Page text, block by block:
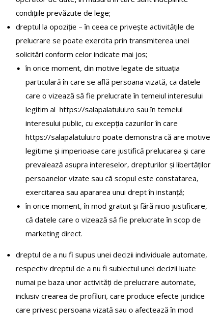
condițiile prevăzute de lege;
dreptul la opoziție – în ceea ce privește activitățile de
prelucrare se poate exercita prin transmiterea unei
solicitări conform celor indicate mai jos;
în orice moment, din motive legate de situația
particulară în care se află persoana vizată, ca datele
care o vizează să fie prelucrate în temeiul interesului
legitim al https://salapalatului.ro sau în temeiul
interesului public, cu excepția cazurilor în care
https://salapalatului.ro poate demonstra că are motive
legitime și imperioase care justifică prelucarea și care
prevalează asupra intereselor, drepturilor și libertăților
persoanelor vizate sau că scopul este constatarea,
exercitarea sau apararea unui drept în instanță;
în orice moment, în mod gratuit și fără nicio justificare,
că datele care o vizează să fie prelucrate în scop de
marketing direct.
dreptul de a nu fi supus unei decizii individuale automate,
respectiv dreptul de a nu fi subiectul unei decizii luate
numai pe baza unor activități de prelucrare automate,
inclusiv crearea de profiluri, care produce efecte juridice
care privesc persoana vizată sau o afectează în mod